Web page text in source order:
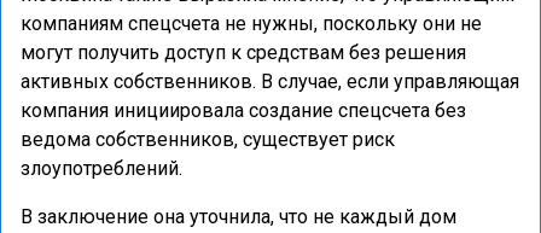
компаниям спецсчета не нужны, поскольку они не
могут получить доступ к средствам без решения
активных собственников. В случае, если управляющая
компания инициировала создание спецсчета без
ведома собственников, существует риск
злоупотреблений.
В заключение она уточнила, что не каждый дом